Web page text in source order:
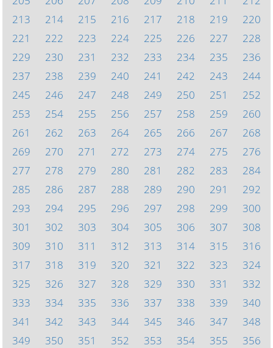
213
214 215 216 217 218 219
220
221
222 223 224 225 226 227
228
229
230 231 232 233 234 235
236
237
238 239 240 241 242 243
244
245
246 247 248 249 250 251
252
253
254 255 256 257 258 259
260
261
262 263 264 265 266 267
268
269
270 271 272 273 274 275
276
277
278 279 280 281 282 283
284
285
286 287 288 289 290 291
292
293
294 295 296 297 298 299
300
301
302 303 304 305 306 307
308
309
310 311 312 313 314 315
316
317
318 319 320 321 322 323
324
325
326 327 328 329 330 331
332
333
334 335 336 337 338 339
340
341
342 343 344 345 346 347
348
349
350 351 352 353 354 355
356